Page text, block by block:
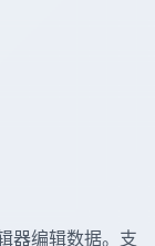
器编辑数据。支